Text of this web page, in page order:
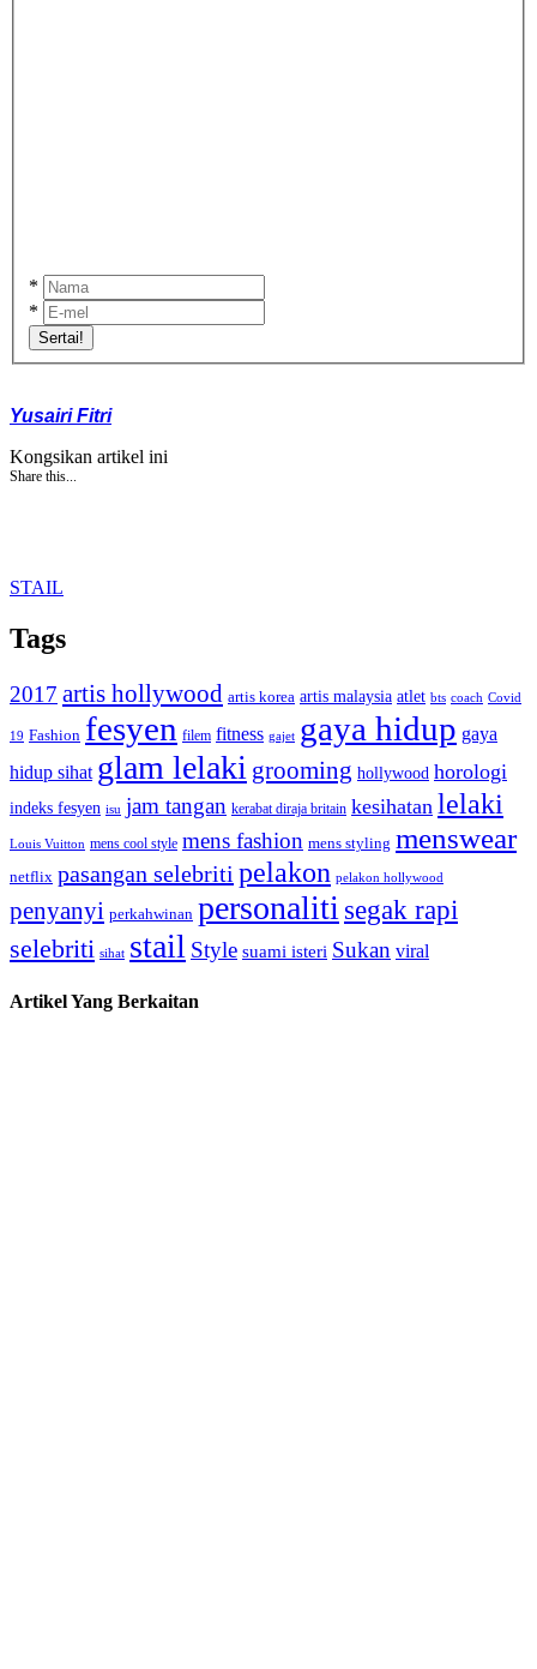
*
*
Sertai!
Yusairi Fitri
Kongsikan artikel ini
Share this...
STAIL
Tags
2017 artis hollywood artis korea artis malaysia atlet bts coach Covid
19 Fashion fesyen filem fitness gajet gaya hidup gaya
hidup sihat glam lelaki grooming hollywood horologi
indeks fesyen isu jam tangan kerabat diraja britain kesihatan lelaki
Louis Vuitton mens cool style mens fashion mens styling menswear
netflix pasangan selebriti pelakon pelakon hollywood
penyanyi perkahwinan personaliti segak rapi
selebriti sihat stail Style suami isteri Sukan viral
Artikel Yang Berkaitan